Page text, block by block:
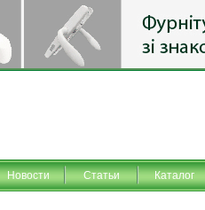
Новости Статьи Каталог